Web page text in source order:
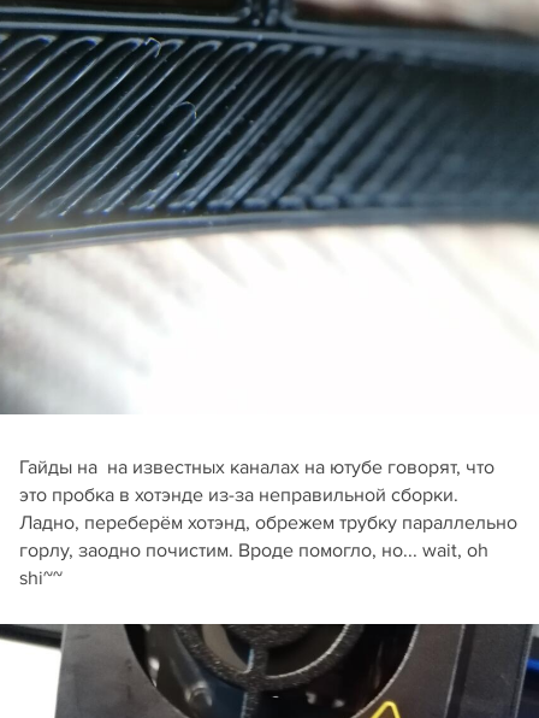
Гайды на на известных каналах на ютубе говорят, что
это пробка в хотэнде из-за неправильной сборки.
Ладно, переберём хотэнд, обрежем трубку параллельно
горлу, заодно почистим. Вроде помогло, но... wait, oh
shi~~